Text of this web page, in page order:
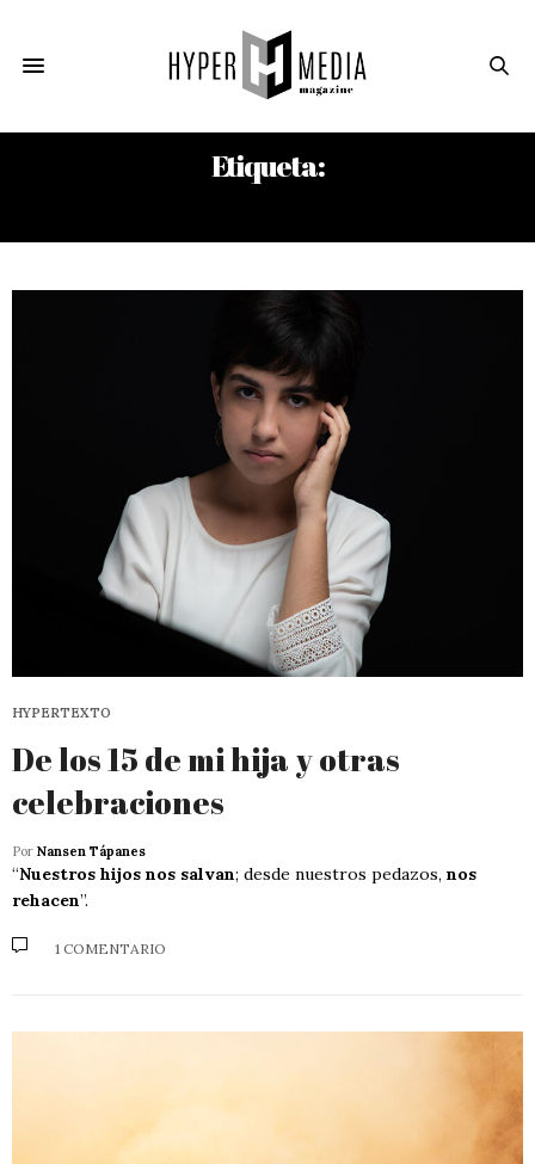
Etiqueta:
HYPERTEXTO
De los 15 de mi hija y otras
celebraciones
Por Nansen Tápanes
“Nuestros hijos nos salvan; desde nuestros pedazos, nos
rehacen”.
1 COMENTARIO